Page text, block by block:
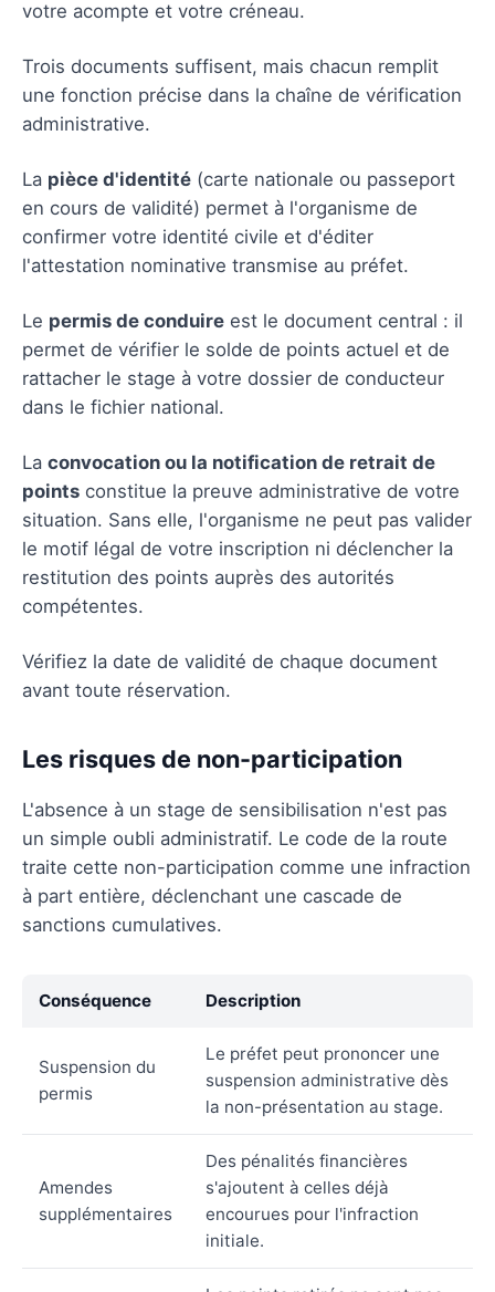
votre acompte et votre créneau.
Trois documents suffisent, mais chacun remplit
une fonction précise dans la chaîne de vérification
administrative.
La pièce d'identité (carte nationale ou passeport
en cours de validité) permet à l'organisme de
confirmer votre identité civile et d'éditer
l'attestation nominative transmise au préfet.
Le permis de conduire est le document central : il
permet de vérifier le solde de points actuel et de
rattacher le stage à votre dossier de conducteur
dans le fichier national.
La convocation ou la notification de retrait de
points constitue la preuve administrative de votre
situation. Sans elle, l'organisme ne peut pas valider
le motif légal de votre inscription ni déclencher la
restitution des points auprès des autorités
compétentes.
Vérifiez la date de validité de chaque document
avant toute réservation.
Les risques de non-participation
L'absence à un stage de sensibilisation n'est pas
un simple oubli administratif. Le code de la route
traite cette non-participation comme une infraction
à part entière, déclenchant une cascade de
sanctions cumulatives.
Conséquence Description
Suspension du
permis
Le préfet peut prononcer une
suspension administrative dès
la non-présentation au stage.
Amendes
supplémentaires
Des pénalités financières
s'ajoutent à celles déjà
encourues pour l'infraction
initiale.